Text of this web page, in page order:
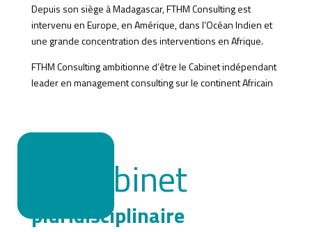
Depuis son siège à Madagascar, FTHM Consulting est
intervenu en Europe, en Amérique, dans l’Océan Indien et
une grande concentration des interventions en Afrique.
FTHM Consulting ambitionne d’être le Cabinet indépendant
leader en management consulting sur le continent Africain
Un cabinet
pluridisciplinaire